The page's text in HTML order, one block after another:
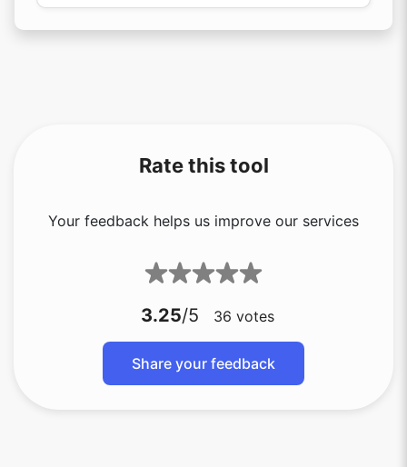
Rate this tool
Your feedback helps us improve our services
3.25/5 36 votes
Share your feedback